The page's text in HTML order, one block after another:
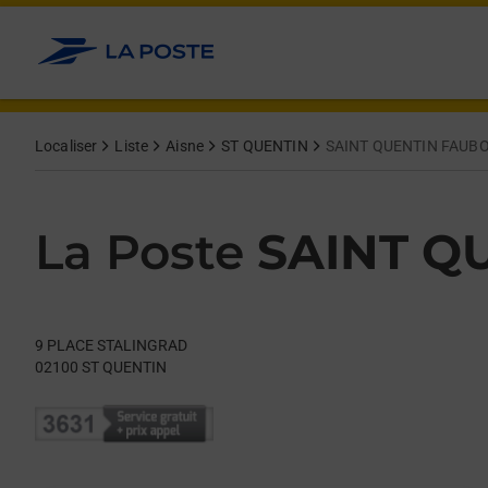
Allez au contenu
Localiser Liste Aisne ST QUENTIN SAINT QUENTIN
La Poste SAINT
9 PLACE STALINGRAD
02100 ST QUENTIN
Day of the WeekHours
Get directions to La Poste at 9 PLACE STALINGRAD ST
lien s'ouvre dans un nouvel onglet